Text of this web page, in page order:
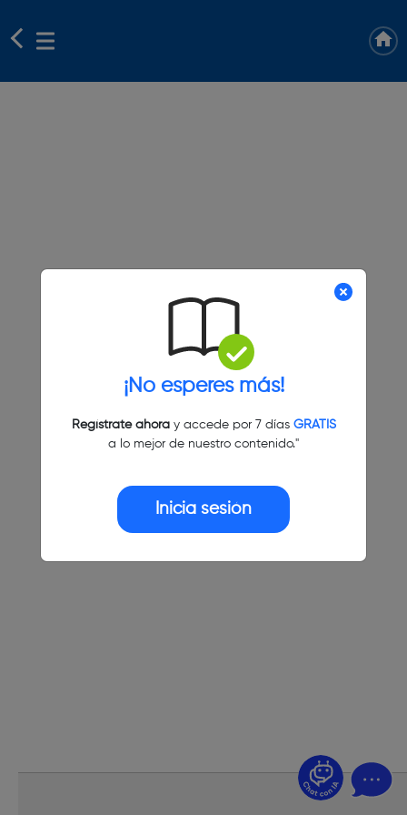
¡No esperes más!
Regístrate ahoray accede por 7 días GRATIS
a lo mejor de nuestro contenido."
Inicia sesión